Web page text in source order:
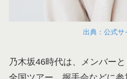
出典：公式サ
乃木坂46時代は、メンバー